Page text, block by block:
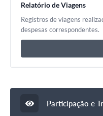
Relatório de Viagens
Registros de viagens
despesas correspondentes.
Participação e